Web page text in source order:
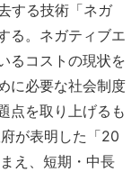
する技術「ネガ
る。ネガティブエ
るコストの現状を
に必要な社会制度
点を取り上げるも
が表明した「20
え、短期・中長